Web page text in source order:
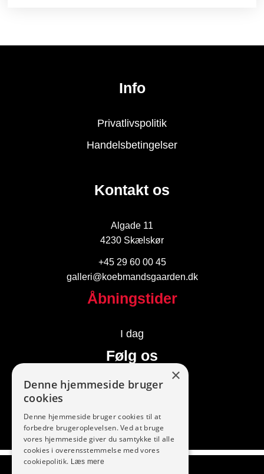
Info
Privatlivspolitik
Handelsbetingelser
Kontakt os
Algade 11
4230 Skælskør
+45 29 60 00 45
galleri@koebmandsgaarden.dk
Åbningstider
I dag
Følg os
Vi modtager
×
Denne hjemmeside bruger
cookies
Denne hjemmeside bruger cookies til at
forbedre brugeroplevelsen. Ved at bruge
vores hjemmeside giver du samtykke til alle
cookies i overensstemmelse med vores
cookiepolitik. Læs mere